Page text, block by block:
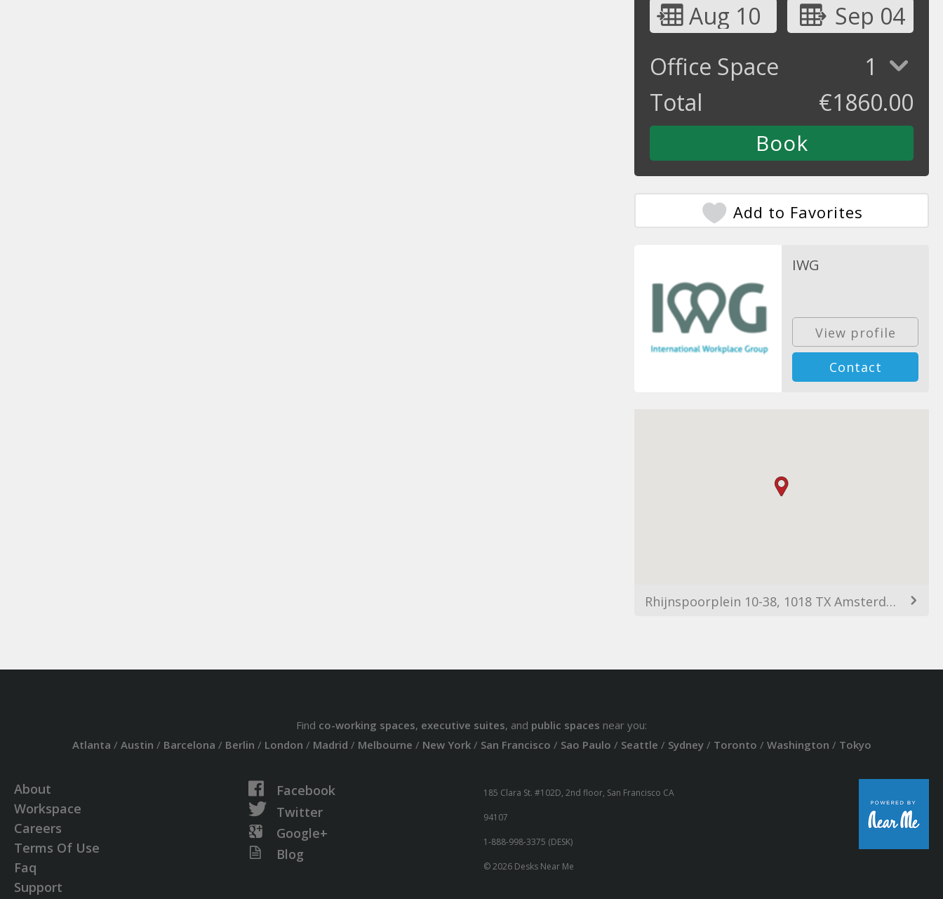
Aug 10
Sep 04
Office Space
1
Total
€1860.00
Add to Favorites
IWG
View profile
Contact
Rhijnspoorplein 10-38, 1018 TX Amsterdam, Netherlands
Find co-working spaces, executive suites, and public spaces near you:
Atlanta / Austin / Barcelona / Berlin / London / Madrid / Melbourne / New York/ San Francisco / Sao Paulo / Seattle / Sydney/ Toronto / Washington / Tokyo
About
Workspace
Careers
Terms Of Use
Faq
Support
Facebook
Twitter
Google+
Blog
185 Clara St. #102D, 2nd floor, San Francisco CA
94107
1-888-998-3375 (DESK)
© 2026 Desks Near Me